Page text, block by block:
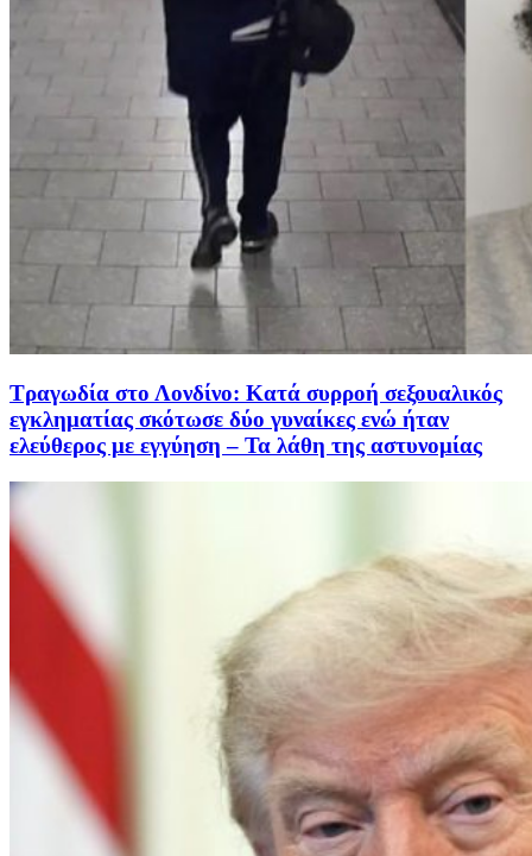
Τραγωδία στο Λονδίνο: Κατά συρροή σεξουαλικός
εγκληματίας σκότωσε δύο γυναίκες ενώ ήταν
ελεύθερος με εγγύηση – Τα λάθη της αστυνομίας